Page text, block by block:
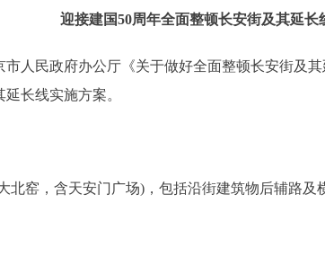
迎接建国50周年全面整顿长安街及其延长
民政府办公厅《关于做好全面整顿长安街及其
长线实施方案。
，含天安门广场)，包括沿街建筑物后辅路及横